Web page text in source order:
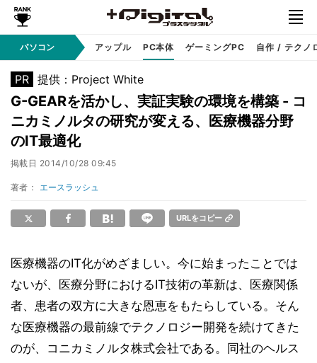
パソコンWindows アップル PC本体 ゲーミングPC 自作 / テクノ
PR 提供：Project White
G-GEARを活かし、実証実験の環境を構築 - コ
ニカミノルタの研究が変える、医療機器分野
のIT最適化
掲載日 2014/10/28 09:45
著者： エースラッシュ
URLをコピー
医療機器のIT化がめざましい。今に始まったことでは
ないが、医療分野におけるIT技術の革新は、医療関係
者、患者の双方に大きな恩恵をもたらしている。そん
な医療機器の最前線でテクノロジー開発を続けてきた
のが、コニカミノルタ株式会社である。同社のヘルス